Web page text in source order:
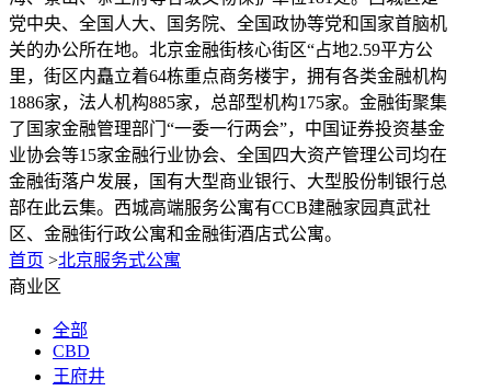
党中央、全国人大、国务院、全国政协等党和国家首脑机
关的办公所在地。北京金融街核心街区“占地2.59平方公
里，街区内矗立着64栋重点商务楼宇，拥有各类金融机构
1886家，法人机构885家，总部型机构175家。金融街聚集
了国家金融管理部门“一委一行两会”，中国证券投资基金
业协会等15家金融行业协会、全国四大资产管理公司均在
金融街落户发展，国有大型商业银行、大型股份制银行总
部在此云集。西城高端服务公寓有CCB建融家园真武社
区、金融街行政公寓和金融街酒店式公寓。
首页 >北京服务式公寓
商业区
全部
CBD
王府井